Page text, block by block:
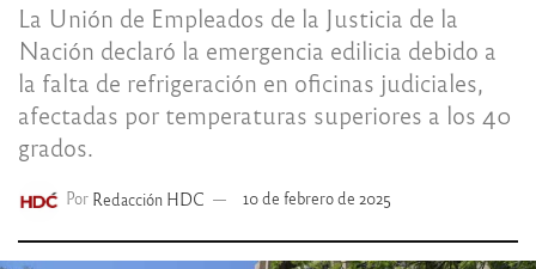
La Unión de Empleados de la Justicia de la
Nación declaró la emergencia edilicia debido a
la falta de refrigeración en oficinas judiciales,
afectadas por temperaturas superiores a los 40
grados.
Por Redacción HDC 10 de febrero de 2025